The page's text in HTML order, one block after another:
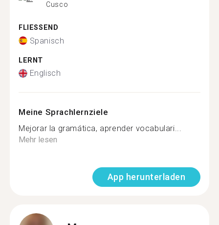
Cusco
FLIESSEND
Spanisch
LERNT
Englisch
Meine Sprachlernziele
Mejorar la gramática, aprender vocabulari...
Mehr lesen
App herunterladen